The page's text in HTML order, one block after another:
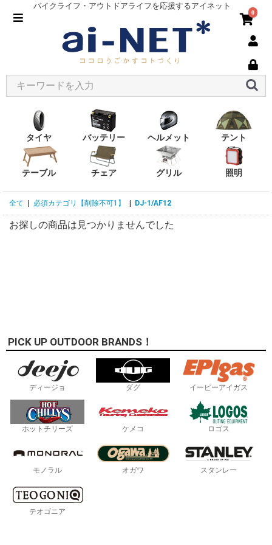
バイクライフ・アウトドアライフを応援するアイネット
0
タイヤ バッテリー ヘルメット テント
テーブル チェア グリル 照明
全て 必須カテゴリ【削除不可1】 DJ-1/AF12
お探しの商品は見つかりませんでした
PICK UP OUTDOOR BRANDS！
ディージョ ダグ イーピーアイガス
ホットチリーズ ケメコ ロゴス
モノラル オガワ スタンレー
テオゴニア